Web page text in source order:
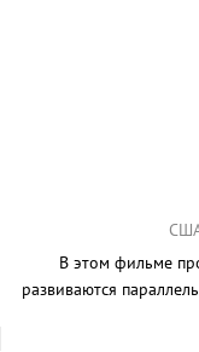
В этом фильме
развиваются